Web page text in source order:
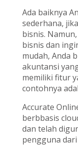
Ada baiknya
sederhana,
bisnis.
bisnis dan
mudah, Anda
akuntansi
memiliki fitur
contohnya
Accurate
berbbasis
dan telah
pengguna